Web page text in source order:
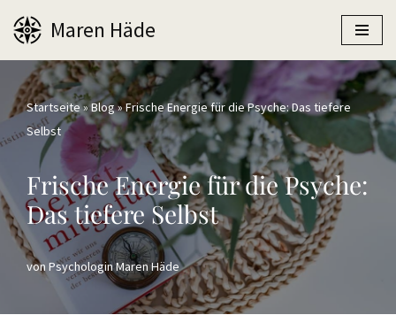
Zum
Inhalt
springen
Maren Häde
Startseite»Blog»Frische Energie für die Psyche: Das tiefere
Selbst
Frische Energie für die Psyche:
Das tiefere Selbst
von Psychologin Maren Häde